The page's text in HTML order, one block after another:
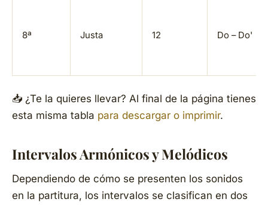
8ª Justa 12 Do – Do'
📥 ¿Te la quieres llevar? Al final de la página tienes
esta misma tabla para descargar o imprimir.
Intervalos Armónicos y Melódicos
Dependiendo de cómo se presenten los sonidos
en la partitura, los intervalos se clasifican en dos